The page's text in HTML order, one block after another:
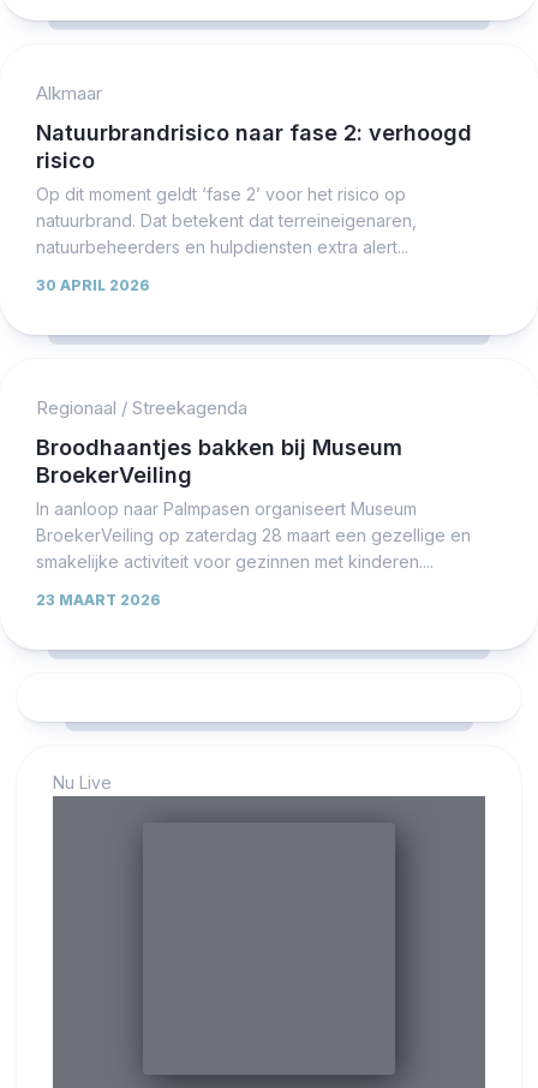
Alkmaar
Natuurbrandrisico naar fase 2: verhoogd
risico
Op dit moment geldt ‘fase 2’ voor het risico op
natuurbrand. Dat betekent dat terreineigenaren,
natuurbeheerders en hulpdiensten extra alert...
30 APRIL 2026
Regionaal / Streekagenda
Broodhaantjes bakken bij Museum
BroekerVeiling
In aanloop naar Palmpasen organiseert Museum
BroekerVeiling op zaterdag 28 maart een gezellige en
smakelijke activiteit voor gezinnen met kinderen....
23 MAART 2026
Nu Live